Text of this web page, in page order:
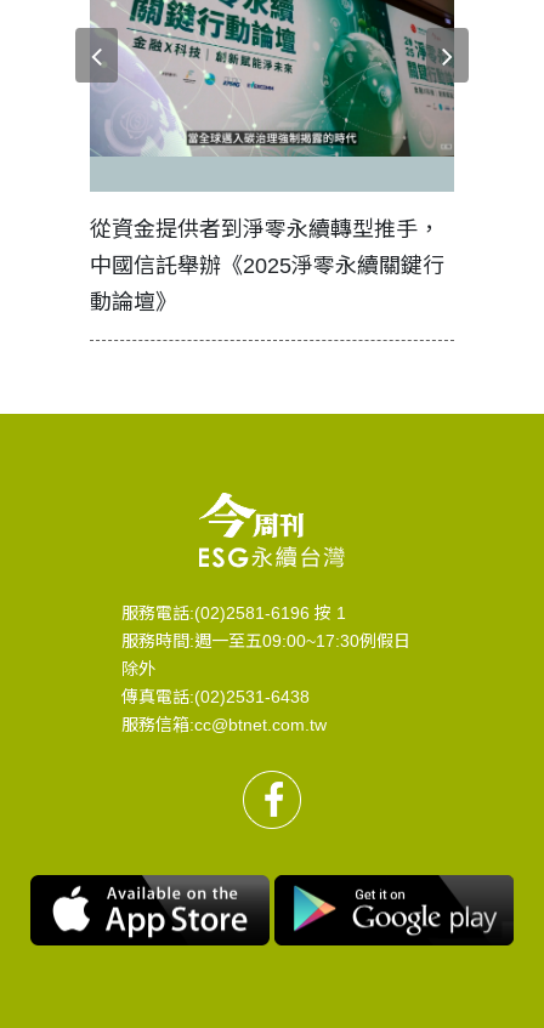
從資金提供者到淨零永續轉型推手，
中國信託舉辦《2025淨零永續關鍵行
動論壇》
服務電話:(02)2581-6196 按 1
服務時間:週一至五09:00~17:30例假日
除外
傳真電話:(02)2531-6438
服務信箱:cc@btnet.com.tw